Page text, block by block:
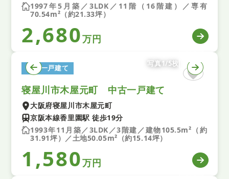
1997年5月築／3LDK／11階（16階建）／専有
70.54m²（約21.33坪）
2,680万円
中古一戸建て
写真1/5枚
寝屋川市木屋元町 中古一戸建て
大阪府寝屋川市木屋元町
京阪本線香里園駅 徒歩19分
1993年11月築／3LDK／3階建／建物105.5m²（約
31.91坪）／土地50.05m²（約15.14坪）
1,580万円